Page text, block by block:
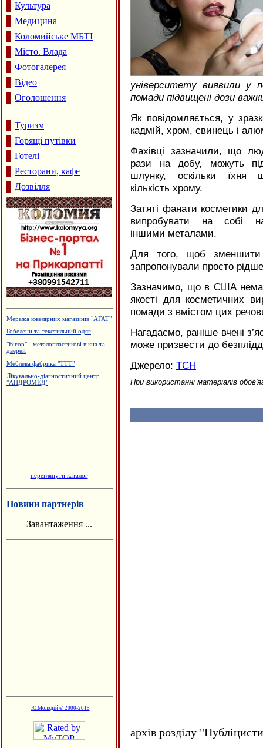
Культура
Медицина
Коломийське МБТІ
Місто. Влада
Фотогалерея
Відео
Оголошення
Туризм
Горящі путівки
Готелі
Ресторани, кафе
Дозвілля
Будцентр "Деніго"
Меблі і меблева фурнітура
Утеплення та оздоблення будинків.
Фірма "FTS"
Каміни. Вклади до камінів
Готель "Велес"
переглянути каталог
Новини партнерів
Завантаження ...
Ю.Молодій © 2000-2015
університету виявили у
помади підвищені дози
Як повідомляється, у
кадмій, хром, свинець і
Фахівці зазначили, що
рази на добу, можуть
шлунку, оскільки їхня
кількість хрому.
Затяті фанати косметики
випробувати на собі
іншими металами.
Для того, щоб зменшити
запропонували просто
Зазначимо, що в США
якості для косметичних
помади з вмістом цих
Нагадаємо, раніше вчені
може призвести до
Джерело: ТСН
При використанні матеріалів
архів розділу